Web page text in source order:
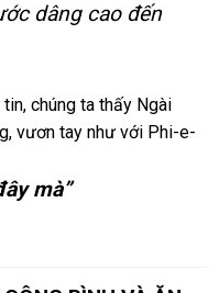
dâng cao đến
chúng ta thấy Ngài
vươn tay như với Phi-e-
mà”